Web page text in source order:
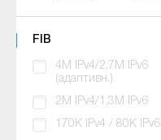
FIB
4M IPv4/2,7M IPv6
(адаптивн.)
2M IPv4/1,3M IPv6
170K IPv4 / 80K IPv6